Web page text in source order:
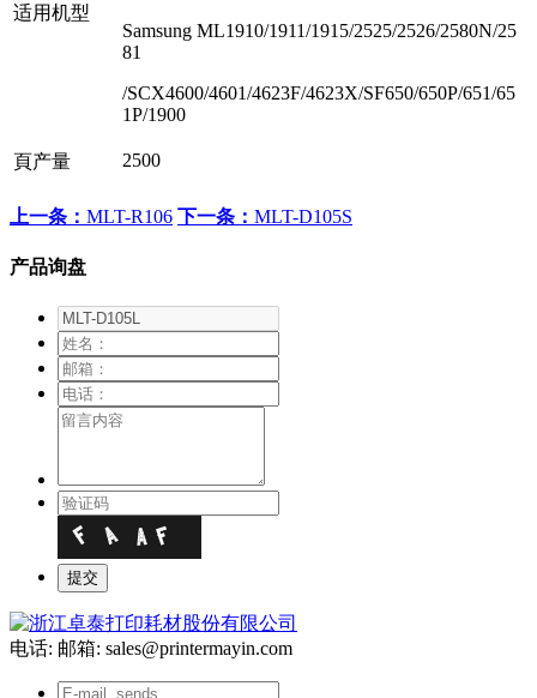
适用机型
Samsung ML1910/1911/1915/2525/2526/2580N/25
81
/SCX4600/4601/4623F/4623X/SF650/650P/651/65
1P/1900
頁产量 2500
上一条： MLT-R106 下一条： MLT-D105S
产品询盘
电话: 邮箱: sales@printermayin.com